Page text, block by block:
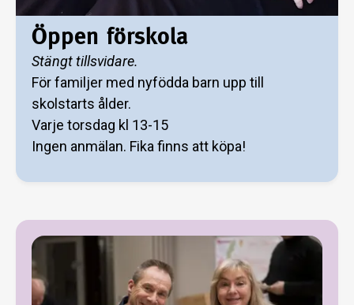
Öppen förskola
Stängt tillsvidare.
För familjer med nyfödda barn upp till
skolstarts ålder.
Varje torsdag kl 13-15
Ingen anmälan. Fika finns att köpa!